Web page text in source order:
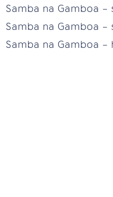
Samba na Gamboa –
Samba na Gamboa –
Samba na Gamboa